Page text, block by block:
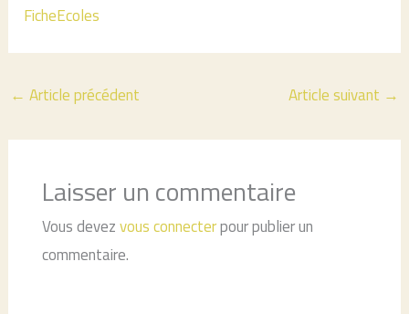
FicheEcoles
← Article précédent Article suivant →
Laisser un commentaire
Vous devezvous connecterpour publier un
commentaire.